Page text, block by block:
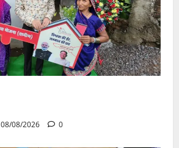
08/08/2026 0